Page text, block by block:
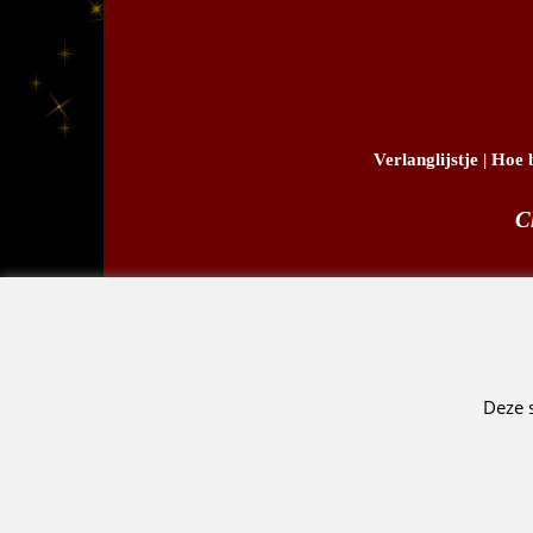
Verlanglijstje | Hoe
Deze